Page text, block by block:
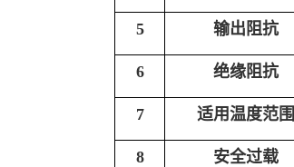
5 输出阻抗
6 绝缘阻抗
7 适用温度范围
8 安全过载